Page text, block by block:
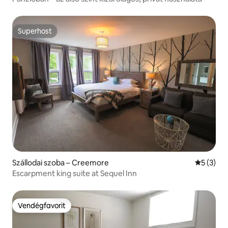
Superhost
Superhost
Szállodai szoba – Creemore Átlagos
5 (3)
Escarpment king suite at Sequel Inn
Vendégfavorit
Vendégfavorit